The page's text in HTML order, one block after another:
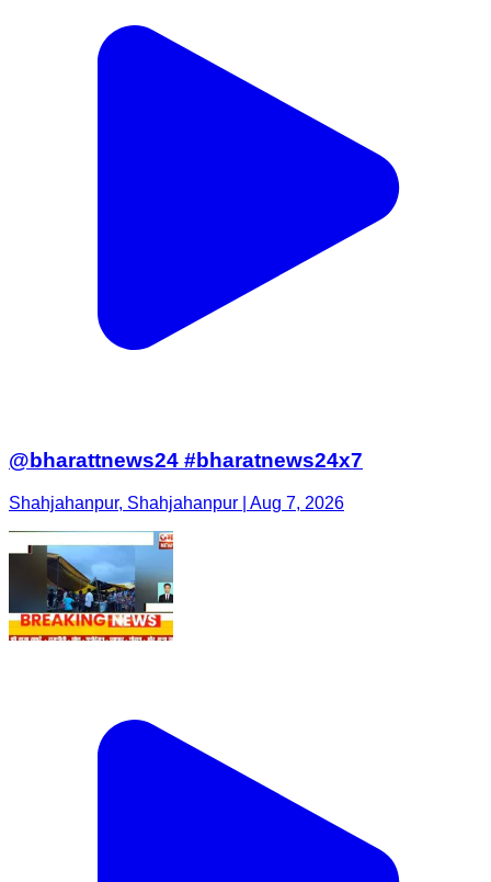
@bharattnews24 #bharatnews24x7
Shahjahanpur, Shahjahanpur | Aug 7, 2026